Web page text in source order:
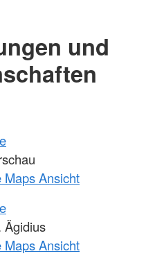
und
Maps Ansicht
Ägidius
Maps Ansicht